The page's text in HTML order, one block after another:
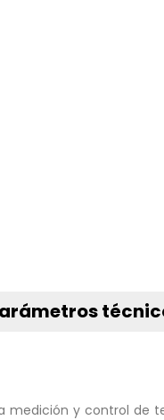
medición y control de